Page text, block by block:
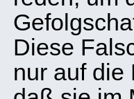
Diese
nur auf die